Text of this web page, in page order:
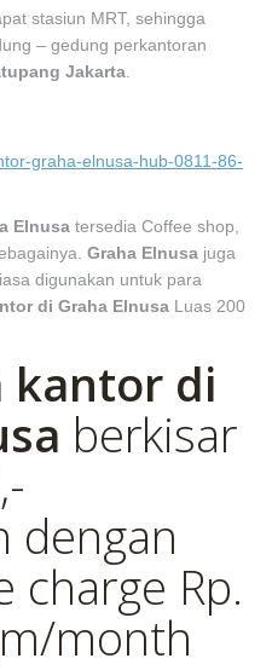
stasiun MRT, sehingga
– gedung perkantoran
Jakarta
graha-elnusa-hub-0811-86-
Elnusa tersedia Coffee shop,
Graha Elnusa juga
digunakan untuk para
di Graha Elnusa Luas 200
kantor di
berkisar
dengan
charge Rp.
month